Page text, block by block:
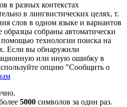
в разных контекстах
в лингвистических целях, т.
слов в одном языке и вариантов
образцы собраны автоматически
технологии поиска на
Если вы обнаружили
или иную ошибку в
опцию "Сообщить о
5000 символов за один раз.